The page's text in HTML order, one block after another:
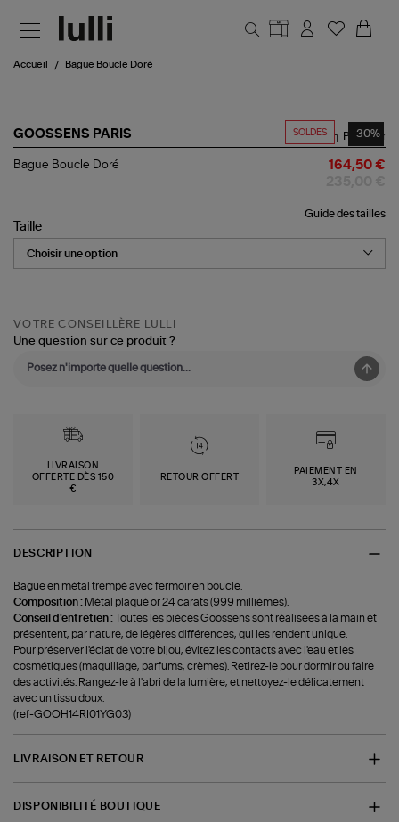
Accueil Bague Boucle Doré
SOLDES -30%
GOOSSENS PARIS
Bague
Partager
Bague Boucle Doré 164,50 €
Guide des tailles
Taille
VOTRE CONSEILLÈRE LULLI
Une question sur ce produit ?
LIVRAISON
OFFERTE DÈS 150
€
RETOUR OFFERT
PAIEMENT EN
3X,4X
DESCRIPTION
Bague en métal trempé avec fermoir en boucle.
Composition : Métal plaqué or 24 carats (999 millièmes).
Conseil d'entretien :Toutes les pièces Goossens sont réalisées à la main et
présentent, par nature, de légères différences, qui les rendent unique.
Pour préserver l'éclat de votre bijou, évitez les contacts avec l'eau et les
cosmétiques (maquillage, parfums, crèmes). Retirez-le pour dormir ou faire
des activités. Rangez-le à l'abri de la lumière, et nettoyez-le délicatement
avec un tissu doux.
(ref-GOOH14RI01YG03)
LIVRAISON ET RETOUR
DISPONIBILITÉ BOUTIQUE